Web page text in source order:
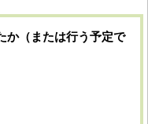
か（または行う予定で